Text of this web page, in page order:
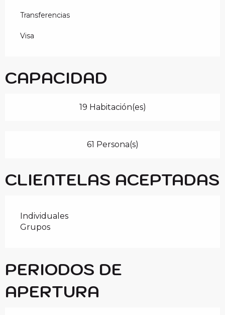
Transferencias
Visa
CAPACIDAD
19 Habitación(es)
61 Persona(s)
CLIENTELAS ACEPTADAS
Individuales
Grupos
PERIODOS DE
APERTURA